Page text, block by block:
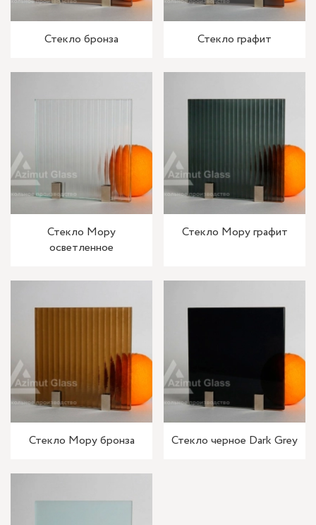
Стекло бронза Стекло графит
Стекло Мору
осветленное
Стекло Мору графит
Стекло Мору бронза Стекло черное Dark Grey